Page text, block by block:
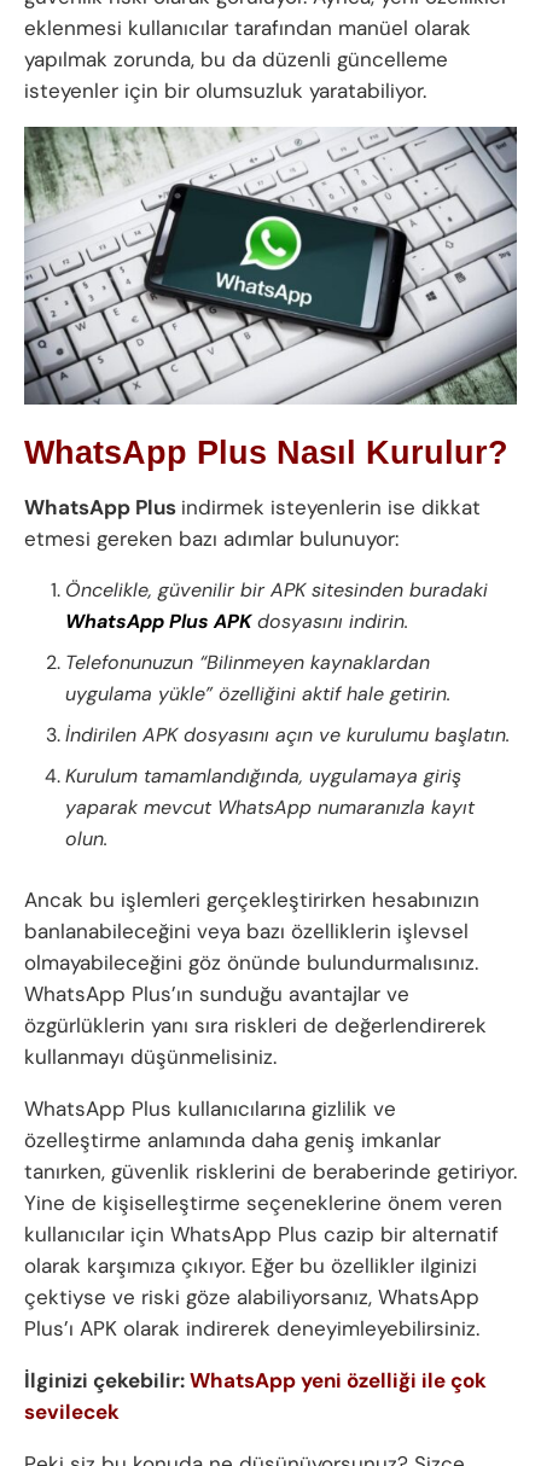
eklenmesi kullanıcılar tarafından manüel olarak
yapılmak zorunda, bu da düzenli güncelleme
isteyenler için bir olumsuzluk yaratabiliyor.
WhatsApp Plus Nasıl Kurulur?
WhatsApp Plus indirmek isteyenlerin ise dikkat
etmesi gereken bazı adımlar bulunuyor:
Öncelikle, güvenilir bir APK sitesinden buradaki
WhatsApp Plus APK dosyasını indirin.
Telefonunuzun “Bilinmeyen kaynaklardan
uygulama yükle” özelliğini aktif hale getirin.
İndirilen APK dosyasını açın ve kurulumu başlatın.
Kurulum tamamlandığında, uygulamaya giriş
yaparak mevcut WhatsApp numaranızla kayıt
olun.
Ancak bu işlemleri gerçekleştirirken hesabınızın
banlanabileceğini veya bazı özelliklerin işlevsel
olmayabileceğini göz önünde bulundurmalısınız.
WhatsApp Plus’ın sunduğu avantajlar ve
özgürlüklerin yanı sıra riskleri de değerlendirerek
kullanmayı düşünmelisiniz.
WhatsApp Plus kullanıcılarına gizlilik ve
özelleştirme anlamında daha geniş imkanlar
tanırken, güvenlik risklerini de beraberinde getiriyor.
Yine de kişiselleştirme seçeneklerine önem veren
kullanıcılar için WhatsApp Plus cazip bir alternatif
olarak karşımıza çıkıyor. Eğer bu özellikler ilginizi
çektiyse ve riski göze alabiliyorsanız, WhatsApp
Plus’ı APK olarak indirerek deneyimleyebilirsiniz.
İlginizi çekebilir:WhatsApp yeni özelliği ile çok
sevilecek